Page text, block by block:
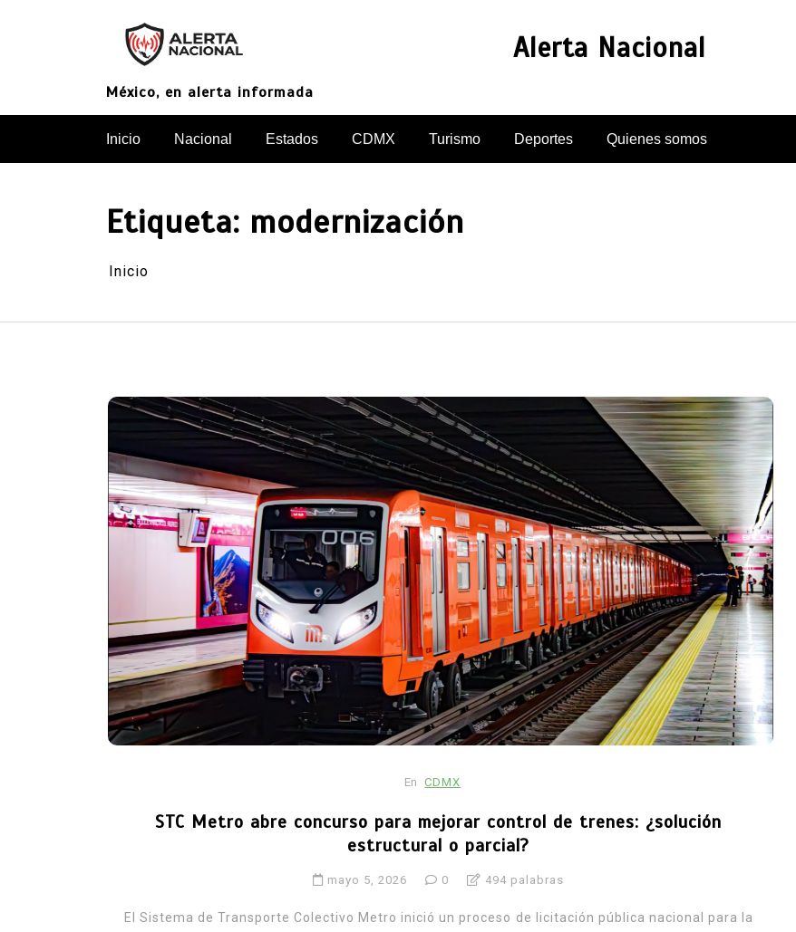
Alerta Nacional
México, en alerta informada
Inicio Nacional Estados CDMX Turismo Deportes Quienes somos
Etiqueta: modernización
Inicio
En CDMX
STC Metro abre concurso para mejorar control de trenes: ¿solución
estructural o parcial?
mayo 5, 2026 0 494 palabras
El Sistema de Transporte Colectivo Metro inició un proceso de licitación pública nacional para la
En Espectaculos Principal
Zendaya y Tom Holland celebran
su boda en secreto en
Inglaterra
agosto 6, 2026 0 958 palabras
Beaverbrook
boda secreta
boda Zendaya Tom Holland
Spider-Man Brand New Day
En Principal Salud
Muchos fumadores aún
desconocen los riesgos del
tabaco: estudio revela
preocupante falta de